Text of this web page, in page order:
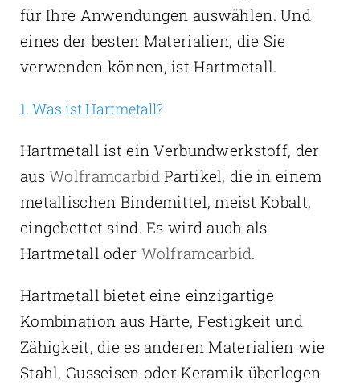
für Ihre Anwendungen auswählen. Und
eines der besten Materialien, die Sie
verwenden können, ist Hartmetall.
1. Was ist Hartmetall?
Hartmetall ist ein Verbundwerkstoff, der
ausWolframcarbid Partikel, die in einem
metallischen Bindemittel, meist Kobalt,
eingebettet sind. Es wird auch als
Hartmetall oder Wolframcarbid.
Hartmetall bietet eine einzigartige
Kombination aus Härte, Festigkeit und
Zähigkeit, die es anderen Materialien wie
Stahl, Gusseisen oder Keramik überlegen